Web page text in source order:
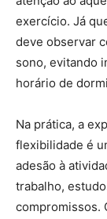
exercício. Já
deve observar
sono, evitando
horário de
Na prática, a
flexibilidade é
adesão à
trabalho,
compromissos.